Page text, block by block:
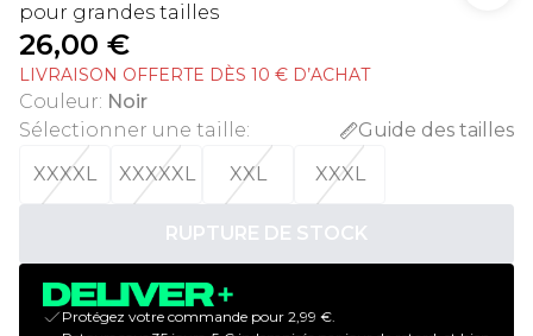
pour grandes tailles
26,00 €
LIVRAISON OFFERTE DÈS 10 € D’ACHAT
Couleur: Noir
Sélectionner une taille:
Guide des tailles
XXXXL
XXXXXL XXL XXXL
RUPTURE DE STOCK
Protégez votre commande pour 2,99 €.